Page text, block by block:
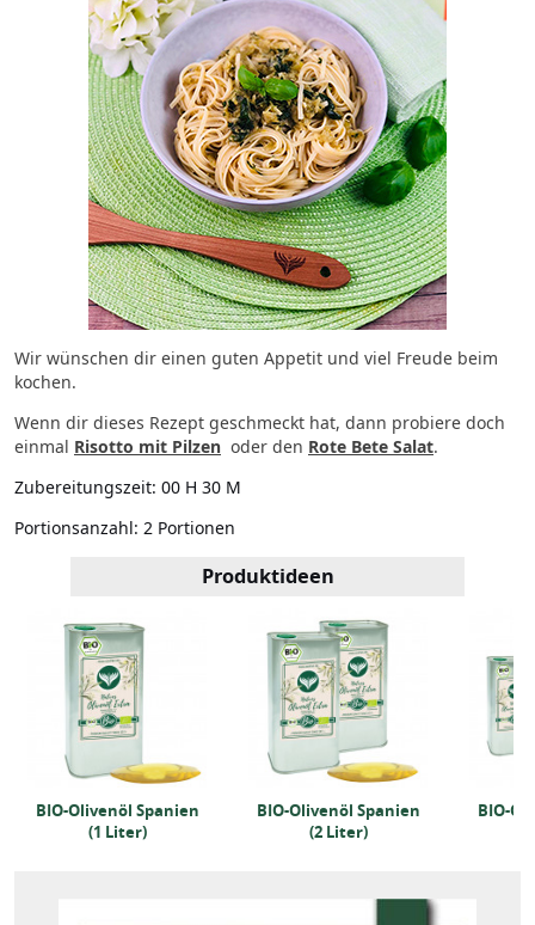
Wir wünschen dir einen guten Appetit und viel Freude beim
kochen.
Wenn dir dieses Rezept geschmeckt hat, dann probiere doch
einmal Risotto mit Pilzen oder den Rote Bete Salat.
Zubereitungszeit: 00 H 30 M
Portionsanzahl: 2 Portionen
Produktideen
BIO-Olivenöl Spanien
(1 Liter)
BIO-Olivenöl Spanien
(2 Liter)
BIO-